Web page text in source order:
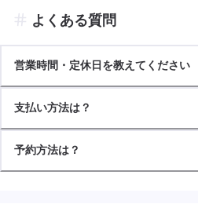
よくある質問
営業時間・定休日を教えてください
支払い方法は？
予約方法は？